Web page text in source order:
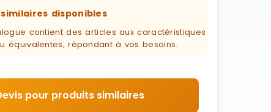
disponibles
contient des articles aux caractéristiques
équivalentes, répondant à vos besoins.
pour produits similaires